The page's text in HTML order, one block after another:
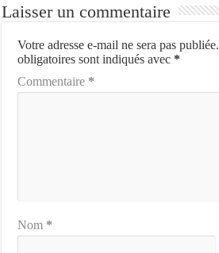
Laisser un commentaire
Votre adresse e-mail ne sera pas publiée.
obligatoires sont indiqués avec *
Commentaire *
Nom *